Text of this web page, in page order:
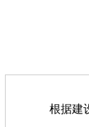
根据建设